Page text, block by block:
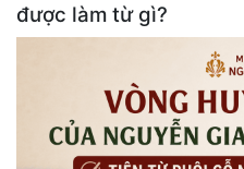
được làm từ gì?